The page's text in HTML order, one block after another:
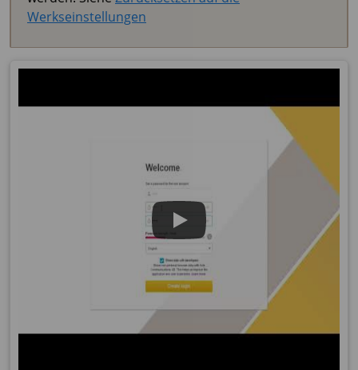
Werkseinstellungen